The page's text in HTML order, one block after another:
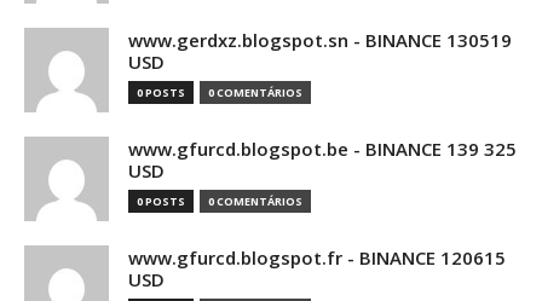
www.gerdxz.blogspot.sn - BINANCE 130519
USD
0 POSTS 0 COMENTÁRIOS
www.gfurcd.blogspot.be - BINANCE 139 325
USD
0 POSTS 0 COMENTÁRIOS
www.gfurcd.blogspot.fr - BINANCE 120615
USD